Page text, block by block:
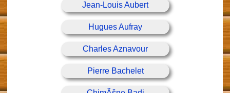
Jean-Louis Aubert
Hugues Aufray
Charles Aznavour
Pierre Bachelet